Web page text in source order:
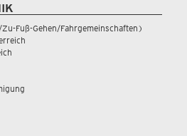
Fuß-Gehen/Fahrgemeinschaften)